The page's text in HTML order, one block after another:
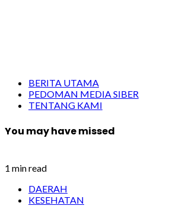
BERITA UTAMA
PEDOMAN MEDIA SIBER
TENTANG KAMI
You may have missed
1 min read
DAERAH
KESEHATAN